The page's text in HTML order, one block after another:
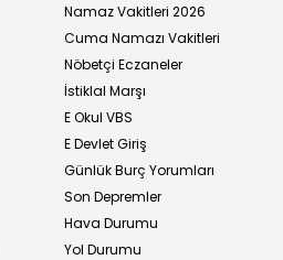
Namaz Vakitleri 2026
Cuma Namazı Vakitleri
Nöbetçi Eczaneler
İstiklal Marşı
E Okul VBS
E Devlet Giriş
Günlük Burç Yorumları
Son Depremler
Hava Durumu
Yol Durumu